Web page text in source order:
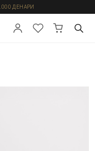
ДЕНАРИ